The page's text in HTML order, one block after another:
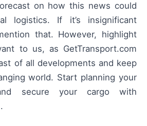
on how this news could
logistics. If it’s insignificant
that. However, highlight
to us, as GetTransport.com
of all developments and keep
world. Start planning your
secure your cargo with